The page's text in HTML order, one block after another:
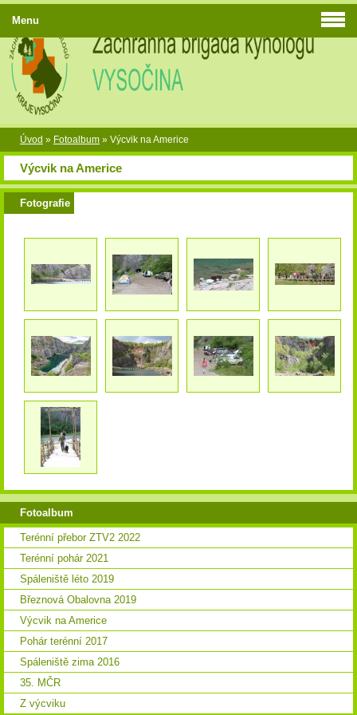
Úvod » Fotoalbum » Výcvik na Americe
Výcvik na Americe
Fotografie
Menu
Fotoalbum
Terénní přebor ZTV2 2022
Terénní pohár 2021
Spáleniště léto 2019
Březnová Obalovna 2019
Výcvik na Americe
Pohár terénní 2017
Spáleniště zima 2016
35. MČR
Z výcviku